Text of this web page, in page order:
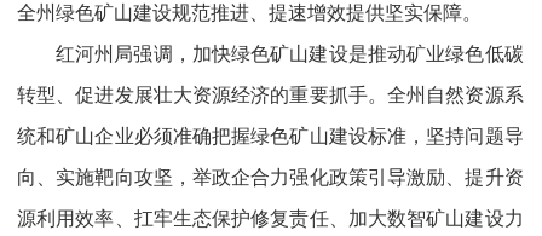
全州绿色矿山建设规范推进、提速增效提供坚实保障。
红河州局强调，加快绿色矿山建设是推动矿业绿色低碳
转型、促进发展壮大资源经济的重要抓手。全州自然资源系
统和矿山企业必须准确把握绿色矿山建设标准，坚持问题导
向、实施靶向攻坚，举政企合力强化政策引导激励、提升资
源利用效率、扛牢生态保护修复责任、加大数智矿山建设力